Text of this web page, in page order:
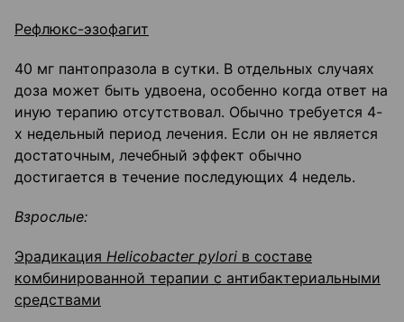
Рефлюкс-эзофагит
40 мг пантопразола в сутки. В отдельных случаях
доза может быть удвоена, особенно когда ответ на
иную терапию отсутствовал. Обычно требуется 4-
х недельный период лечения. Если он не является
достаточным, лечебный эффект обычно
достигается в течение последующих 4 недель.
Взрослые:
Эрадикация Helicobacter pylori в составе
комбинированной терапии с антибактериальными
средствами